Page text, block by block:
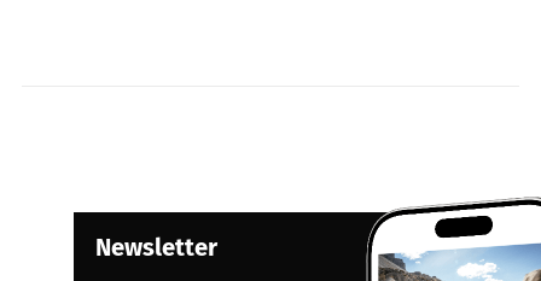
Newsletter